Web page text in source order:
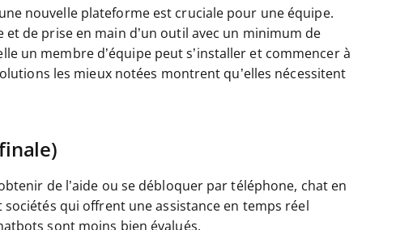
nouvelle plateforme est cruciale pour une équipe.
et de prise en main d’un outil avec un minimum de
un membre d’équipe peut s’installer et commencer à
les mieux notées montrent qu’elles nécessitent
de l’aide ou se débloquer par téléphone, chat en
qui offrent une assistance en temps réel
sont moins bien évalués.